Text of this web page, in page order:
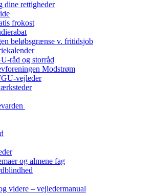
dine rettigheder
frokost
beløbsgrænse v. fritidsjob
råd og storråd
Modstrøm
vejleder
og almene fag
videre – vejledermanual